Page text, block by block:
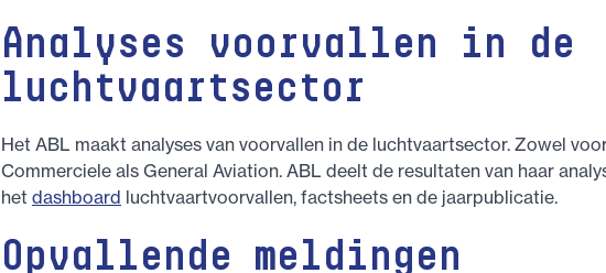
Analyses voorvallen in de
luchtvaartsector
Het ABL maakt analyses van voorvallen in de luchtvaartsector. Zowel
Commerciele als General Aviation. ABL deelt de resultaten van haar
het dashboard luchtvaartvoorvallen, factsheets en de jaarpublicatie.
Opvallende meldingen